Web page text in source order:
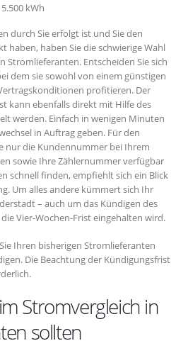
kWh
durch Sie erfolgt ist und Sie den
haben, haben Sie die schwierige Wahl
Stromlieferanten. Entscheiden Sie sich
dem sie sowohl von einem günstigen
profitieren. Der
kann ebenfalls direkt mit Hilfe des
werden. Einfach in wenigen Minuten
in Auftrag geben. Für den
nur die Kundennummer bei Ihrem
sowie Ihre Zählernummer verfügbar
schnell finden, empfiehlt sich ein Blick
Um alles andere kümmert sich Ihr
– auch um das Kündigen des
Vier-Wochen-Frist eingehalten wird.
Ihren bisherigen Stromlieferanten
Die Beachtung der Kündigungsfrist
Stromvergleich in
sollten